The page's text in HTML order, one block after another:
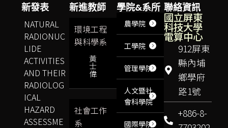
聯絡資訊
國立屏東
科技大學
電算中心
912屏東
縣內埔
鄉學府
路1號
+886-8-
學院&系所
農學院
工學院
管理學院
人文暨社
會科學院
國際學院
新進教師
環境工程
與科學系
黃
士
偉
社會工作
系
新發表
NATURAL
RADIONUC
LIDE
ACTIVITIES
AND THEIR
RADIOLOG
ICAL
HAZARD
ASSESSME